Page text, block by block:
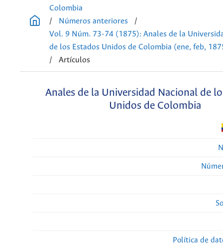
Colombia
/
Números anteriores
/
Vol. 9 Núm. 73-74 (1875): Anales de la
de los Estados Unidos de Colombia (ene, feb,
/
Artículos
Anales de la Universidad Nacional de
Unidos de Colombia
Política de